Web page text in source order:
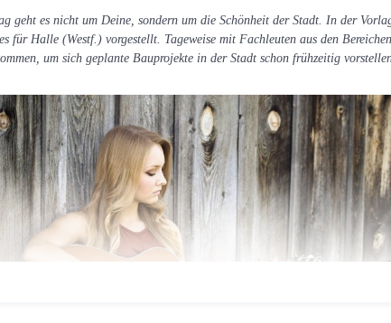
geht es nicht um Deine, sondern um die Schönheit der Stadt. In der
für Halle (Westf.) vorgestellt. Tageweise mit Fachleuten aus den
um sich geplante Bauprojekte in der Stadt schon frühzeitig